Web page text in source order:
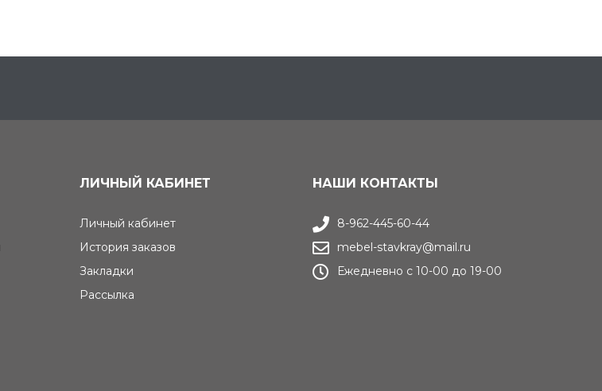
ЛИЧНЫЙ КАБИНЕТ
Личный кабинет
История заказов
Закладки
Рассылка
НАШИ КОНТАКТЫ
8-962-445-60-44
mebel-stavkray@mail.ru
Ежедневно с 10-00 до 19-00